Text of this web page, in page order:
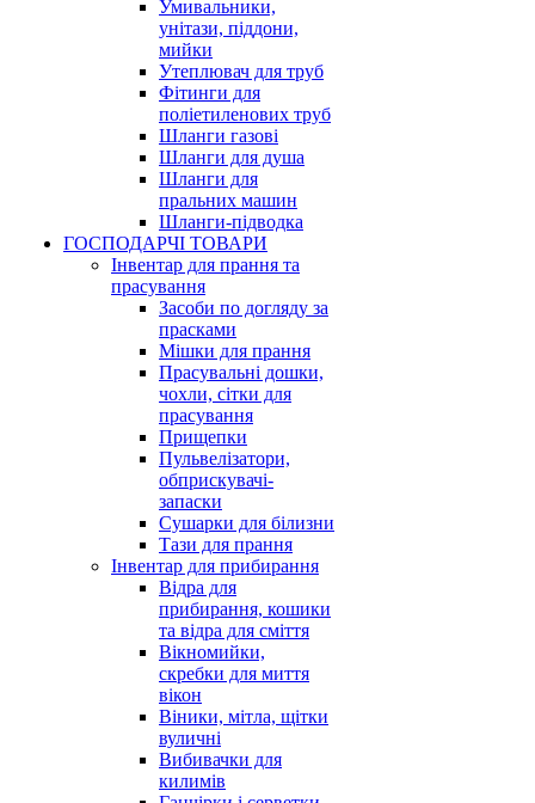
Умивальники,
унітази, піддони,
мийки
Утеплювач для труб
Фітинги для
поліетиленових труб
Шланги газові
Шланги для душа
Шланги для
пральних машин
Шланги-підводка
ГОСПОДАРЧІ ТОВАРИ
Інвентар для прання та
прасування
Засоби по догляду за
прасками
Мішки для прання
Прасувальні дошки,
чохли, сітки для
прасування
Прищепки
Пульвелізатори,
обприскувачі-
запаски
Сушарки для білизни
Тази для прання
Інвентар для прибирання
Відра для
прибирання, кошики
та відра для сміття
Вікномийки,
скребки для миття
вікон
Віники, мітла, щітки
вуличні
Вибивачки для
килимів